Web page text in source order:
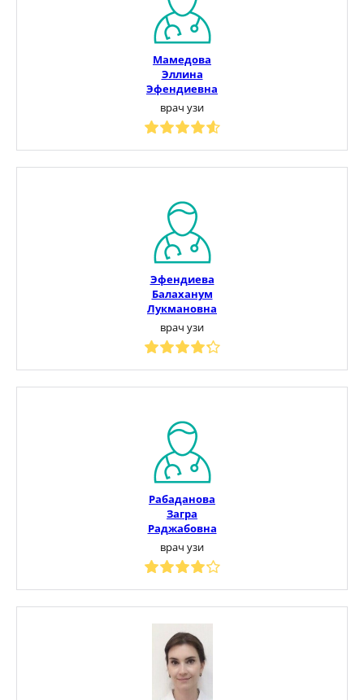
Мамедова
Эллина
Эфендиевна
врач узи
Эфендиева
Балаханум
Лукмановна
врач узи
Рабаданова
Загра
Раджабовна
врач узи